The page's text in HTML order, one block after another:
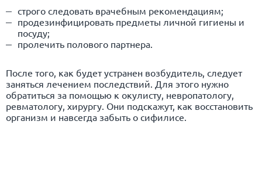
строго следовать врачебным рекомендациям;
продезинфицировать предметы личной гигиены и
посуду;
пролечить полового партнера.
После того, как будет устранен возбудитель, следует
заняться лечением последствий. Для этого нужно
обратиться за помощью к окулисту, невропатологу,
ревматологу, хирургу. Они подскажут, как восстановить
организм и навсегда забыть о сифилисе.